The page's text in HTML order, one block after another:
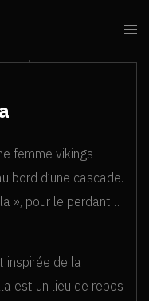
femme vikings
bord d’une cascade.
», pour le perdant…
inspirée de la
est un lieu de repos